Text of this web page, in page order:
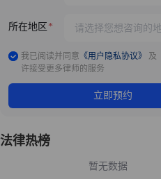
所在地区
我已阅读并同意 《用户隐私协议》 及
许接受更多律师的服务
立即预约
法律热榜
暂无数据